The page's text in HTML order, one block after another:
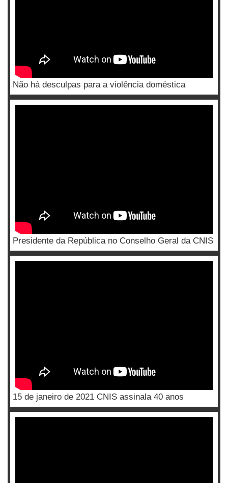
Não há desculpas para a violência doméstica
Presidente da República no Conselho Geral da CNIS
15 de janeiro de 2021 CNIS assinala 40 anos